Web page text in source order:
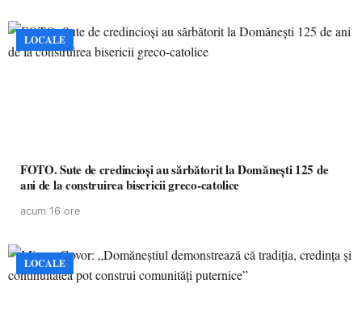
LOCALE
FOTO. Sute de credincioși au sărbătorit la Domănești 125 de
ani de la construirea bisericii greco-catolice
acum 16 ore
LOCALE